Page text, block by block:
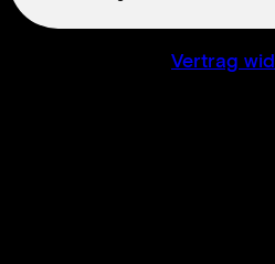
Vertrag